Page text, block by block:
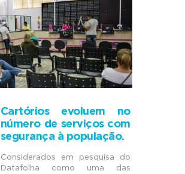
Cartórios evoluem no
número de serviços com
segurança à população.
Considerados em pesquisa do
Datafolha como uma das